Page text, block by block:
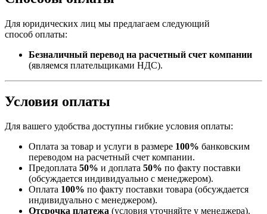
Для юридических лиц мы предлагаем следующий
способ оплаты:
Безналичный перевод на расчетный счет компании
(являемся плательщиками НДС).
Условия оплаты
Для вашего удобства доступны гибкие условия оплаты:
Оплата за товар и услуги в размере 100% банковским
переводом на расчетный счет компании.
Предоплата 50% и доплата 50% по факту поставки
(обсуждается индивидуально с менеджером).
Оплата 100% по факту поставки товара (обсуждается
индивидуально с менеджером).
Отсрочка платежа (условия уточняйте у менеджера).